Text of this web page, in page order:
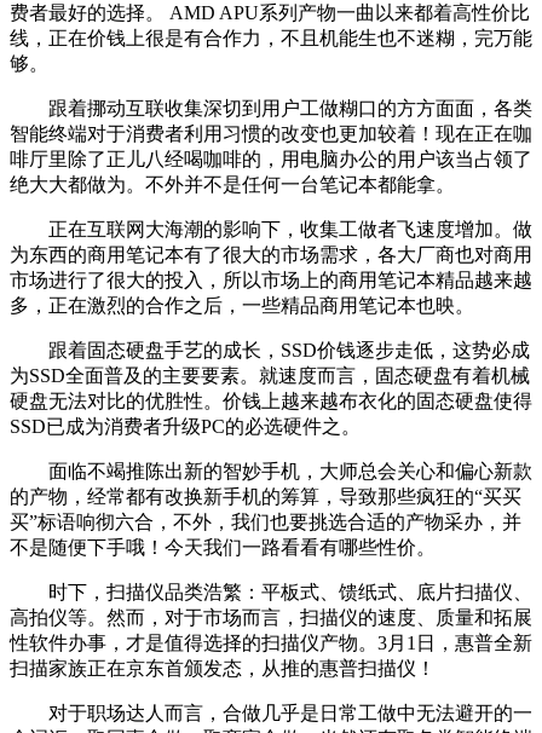
费者最好的选择。 AMD APU系列产物一曲以来都着高性价比
线，正在价钱上很是有合作力，不且机能生也不迷糊，完万能
够。
跟着挪动互联收集深切到用户工做糊口的方方面面，各类
智能终端对于消费者利用习惯的改变也更加较着！现在正在咖
啡厅里除了正儿八经喝咖啡的，用电脑办公的用户该当占领了
绝大大都做为。不外并不是任何一台笔记本都能拿。
正在互联网大海潮的影响下，收集工做者飞速度增加。做
为东西的商用笔记本有了很大的市场需求，各大厂商也对商用
市场进行了很大的投入，所以市场上的商用笔记本精品越来越
多，正在激烈的合作之后，一些精品商用笔记本也映。
跟着固态硬盘手艺的成长，SSD价钱逐步走低，这势必成
为SSD全面普及的主要要素。就速度而言，固态硬盘有着机械
硬盘无法对比的优胜性。价钱上越来越布衣化的固态硬盘使得
SSD已成为消费者升级PC的必选硬件之。
面临不竭推陈出新的智妙手机，大师总会关心和偏心新款
的产物，经常都有改换新手机的筹算，导致那些疯狂的“买买
买”标语响彻六合，不外，我们也要挑选合适的产物采办，并
不是随便下手哦！今天我们一路看看有哪些性价。
时下，扫描仪品类浩繁：平板式、馈纸式、底片扫描仪、
高拍仪等。然而，对于市场而言，扫描仪的速度、质量和拓展
性软件办事，才是值得选择的扫描仪产物。3月1日，惠普全新
扫描家族正在京东首颁发态，从推的惠普扫描仪！
对于职场达人而言，合做几乎是日常工做中无法避开的一